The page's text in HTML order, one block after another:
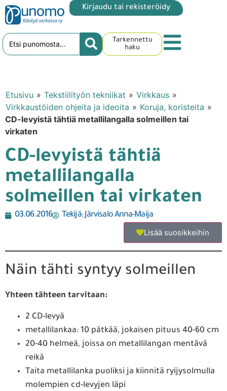
Kirjaudu tai rekisteröidy
Tarkennettu
haku
Etusivu » Tekstiilityön tekniikat » Virkkaus »
Virkkaustöiden ohjeita ja ideoita » Koruja, koristeita »
CD-levyistä tähtiä metallilangalla solmeillen tai
virkaten
CD-levyistä tähtiä
metallilangalla
solmeillen tai virkaten
03.06.2016 Tekijä:Järvisalo Anna-Maija
Lisää suosikkeihin
Näin tähti syntyy solmeillen
Yhteen tähteen tarvitaan:
2 CD-levyä
metallilankaa: 10 pätkää, jokaisen pituus 40-60 cm
20-40 helmeä, joissa on metallilangan mentävä
reikä
Taita metallilanka puoliksi ja kiinnitä ryijysolmulla
molempien cd-levyjen läpi